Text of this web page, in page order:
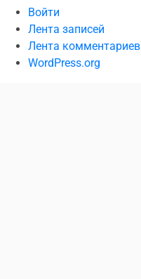
Войти
Лента записей
Лента комментариев
WordPress.org